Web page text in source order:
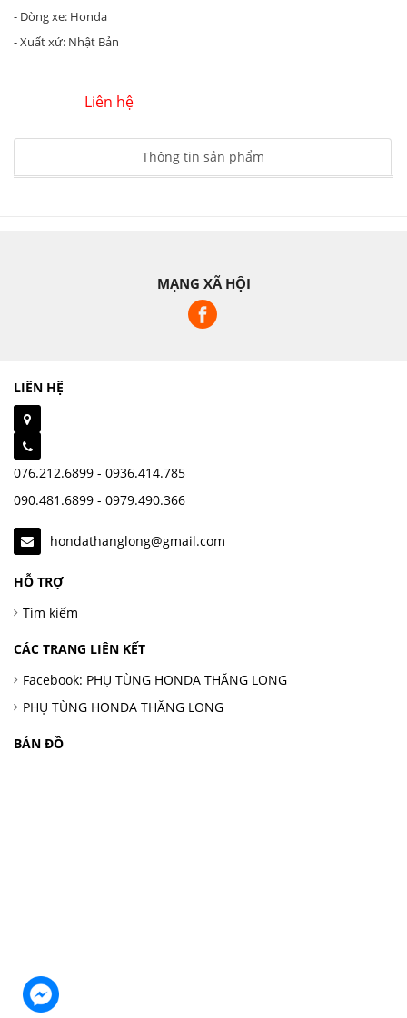
- Dòng xe: Honda
- Xuất xứ: Nhật Bản
Liên hệ
Thông tin sản phẩm
MẠNG XÃ HỘI
LIÊN HỆ
076.212.6899 - 0936.414.785
090.481.6899 - 0979.490.366
hondathanglong@gmail.com
HỖ TRỢ
Tìm kiếm
CÁC TRANG LIÊN KẾT
Facebook: PHỤ TÙNG HONDA THĂNG LONG
PHỤ TÙNG HONDA THĂNG LONG
BẢN ĐỒ